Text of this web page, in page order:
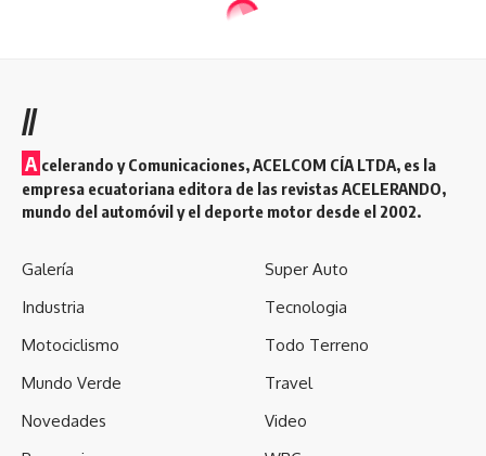
//
A celerando y Comunicaciones, ACELCOM CÍA LTDA, es la
empresa ecuatoriana editora de las revistas ACELERANDO,
mundo del automóvil y el deporte motor desde el 2002.
Galería
Industria
Motociclismo
Mundo Verde
Novedades
Super Auto
Tecnologia
Todo Terreno
Travel
Video